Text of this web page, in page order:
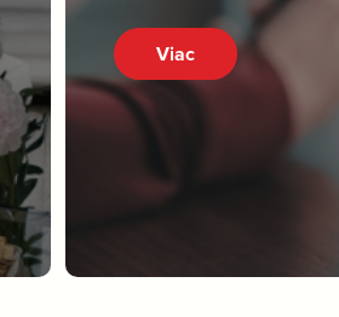
Viac